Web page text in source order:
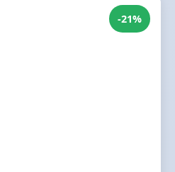
-21%